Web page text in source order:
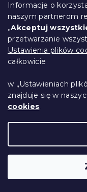
Informacje o
naszym partnerom
„Akceptuj
przetwarzanie
Ustawienia plików
całkowicie
w „Ustawieniach
znajduje się w
cookies.
W magazynie(2
476 zł